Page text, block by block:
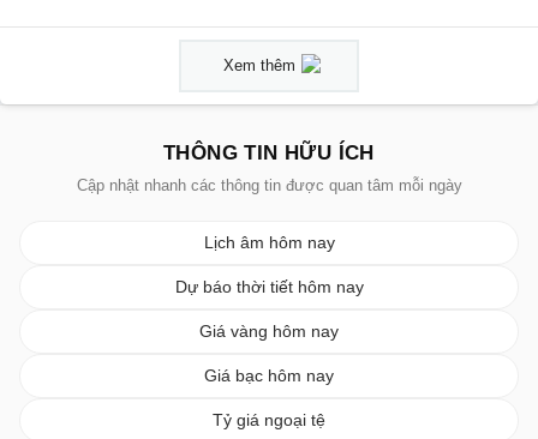
Xem thêm
THÔNG TIN HỮU ÍCH
Cập nhật nhanh các thông tin được quan tâm mỗi ngày
Lịch âm hôm nay
Dự báo thời tiết hôm nay
Giá vàng hôm nay
Giá bạc hôm nay
Tỷ giá ngoại tệ